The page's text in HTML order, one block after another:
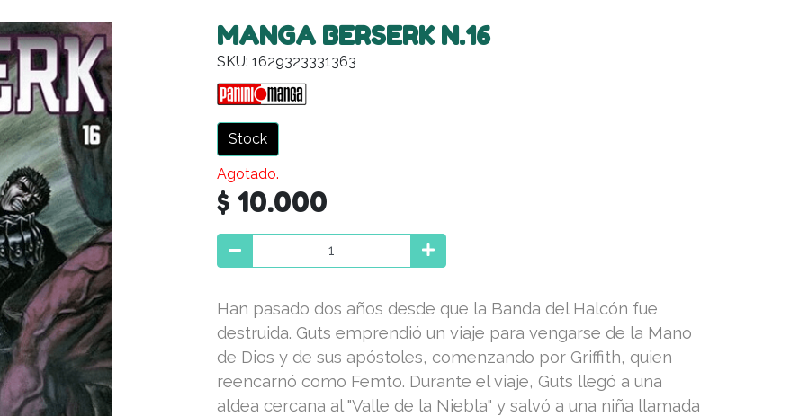
MANGA BERSERK N.16
SKU: 1629323331363
Stock
Agotado.
$ 10.000
Han pasado dos años desde que la Banda del Halcón fue
destruida. Guts emprendió un viaje para vengarse de la Mano
de Dios y de sus apóstoles, comenzando por Griffith, quien
reencarnó como Femto. Durante el viaje, Guts llegó a una
aldea cercana al "Valle de la Niebla" y salvó a una niña llamada